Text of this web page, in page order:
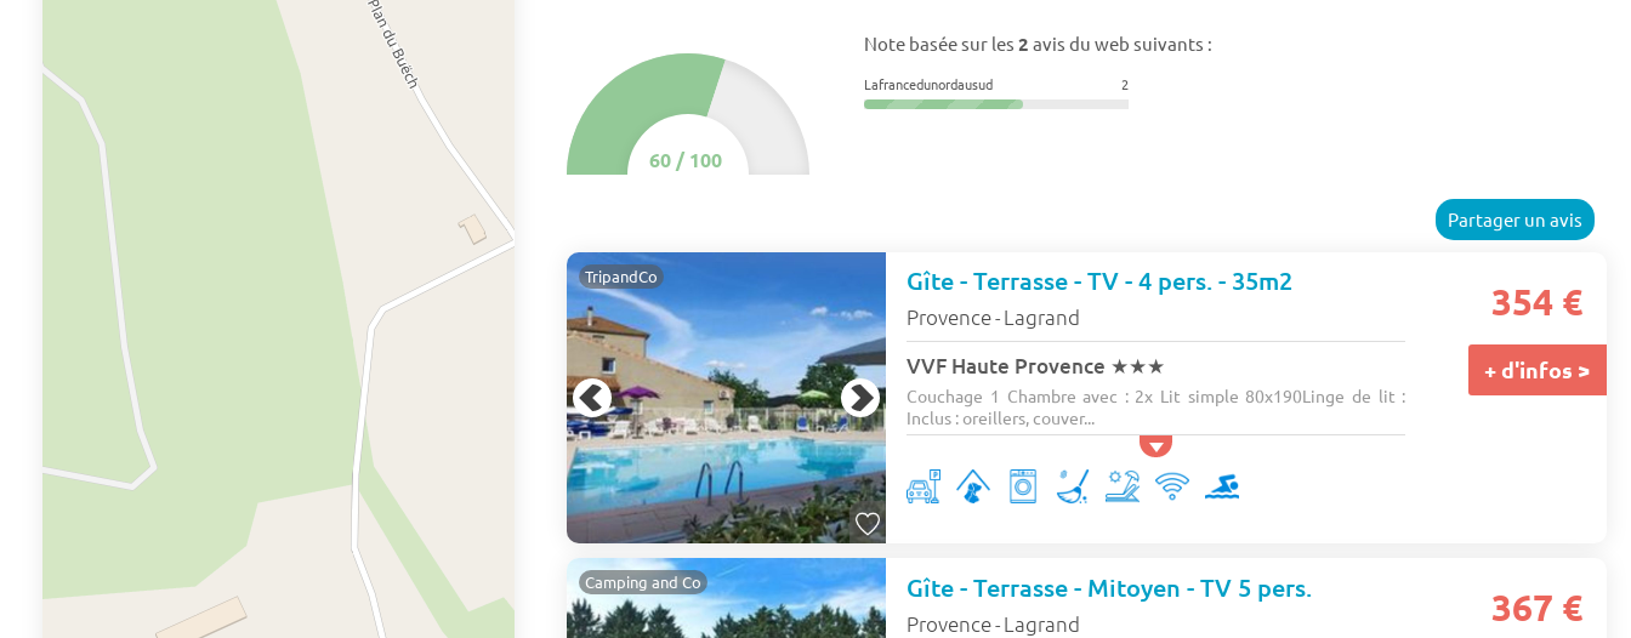
60/100
Note basée sur les 2 avis du web suivants :
Lafrancedunordausud 2
Partager un avis
TripandCo Gîte - Terrasse - TV - 4 pers. - 35m2
Provence- Lagrand
VVF Haute Provence ★★★
Couchage 1 Chambre avec : 2x Lit simple 80x190Linge de lit :
Inclus : oreillers, couver...
354 €
+ d'infos >
Camping and Co Gîte - Terrasse - Mitoyen - TV 5 pers.
Provence- Lagrand 367 €